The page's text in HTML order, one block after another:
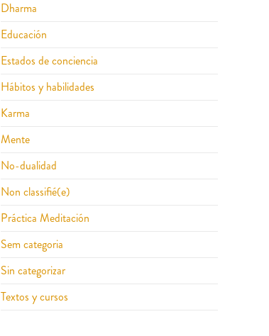
Dharma
Educación
Estados de conciencia
Hábitos y habilidades
Karma
Mente
No-dualidad
Non classifié(e)
Práctica Meditación
Sem categoria
Sin categorizar
Textos y cursos